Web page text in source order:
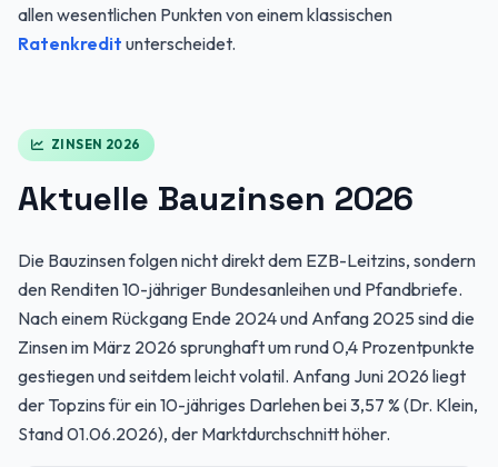
allen wesentlichen Punkten von einem klassischen
Ratenkredit unterscheidet.
ZINSEN 2026
Aktuelle Bauzinsen 2026
Die Bauzinsen folgen nicht direkt dem EZB-Leitzins, sondern
den Renditen 10-jähriger Bundesanleihen und Pfandbriefe.
Nach einem Rückgang Ende 2024 und Anfang 2025 sind die
Zinsen im März 2026 sprunghaft um rund 0,4 Prozentpunkte
gestiegen und seitdem leicht volatil. Anfang Juni 2026 liegt
der Topzins für ein 10-jähriges Darlehen bei 3,57 % (Dr. Klein,
Stand 01.06.2026), der Marktdurchschnitt höher.